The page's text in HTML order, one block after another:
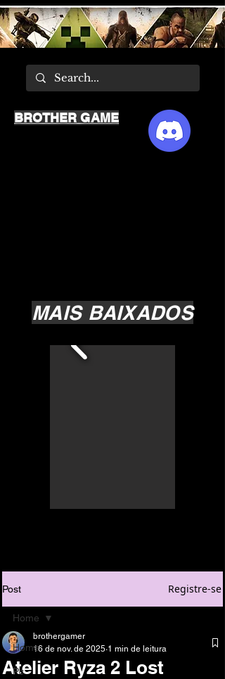
MAIS BAIXADOS
BROTHER GAME
Post Registre-se
Home
Pc
Home
Atelier Ryza 2 Lost
brothergamer
16 de nov. de 2025 1 min de leitura